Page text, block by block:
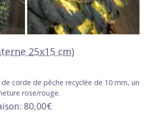
25x15 cm)
corde de pêche recyclée de 10 mm, un
rose/rouge.
80,00€